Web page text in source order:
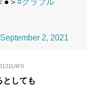
●＞ #グラブル
September 2, 2021
tF0
としても